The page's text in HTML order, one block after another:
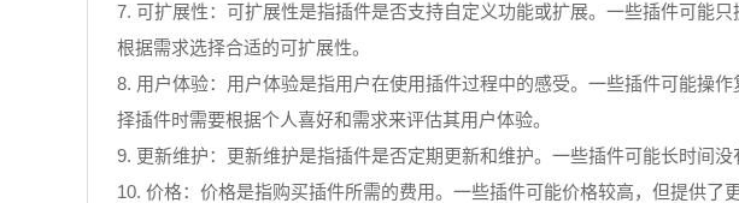
7. 可扩展性：可扩展性是指插件是否支持自定义功能或扩展。一些插件可能
根据需求选择合适的可扩展性。
8. 用户体验：用户体验是指用户在使用插件过程中的感受。一些插件可能操
择插件时需要根据个人喜好和需求来评估其用户体验。
9. 更新维护：更新维护是指插件是否定期更新和维护。一些插件可能长时间
10. 价格：价格是指购买插件所需的费用。一些插件可能价格较高，但提供